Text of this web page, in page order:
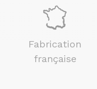
Fabrication
française